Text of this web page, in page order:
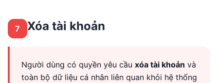
7 Xóa tài khoản
Người dùng có quyền yêu cầu xóa tài khoản và
toàn bộ dữ liệu cá nhân liên quan khỏi hệ thống